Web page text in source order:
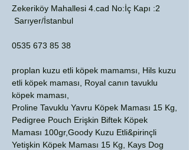
Zekeriköy Mahallesi 4.cad No:İç Kapı :2
Sarıyer/İstanbul
0535 673 85 38
proplan kuzu etli köpek mamamsı, Hils kuzu
etli köpek maması, Royal canın tavuklu
köpek maması,
Proline Tavuklu Yavru Köpek Maması 15 Kg,
Pedigree Pouch Erişkin Biftek Köpek
Maması 100gr,Goody Kuzu Etli&pirinçli
Yetişkin Köpek Maması 15 Kg, Kays Dog